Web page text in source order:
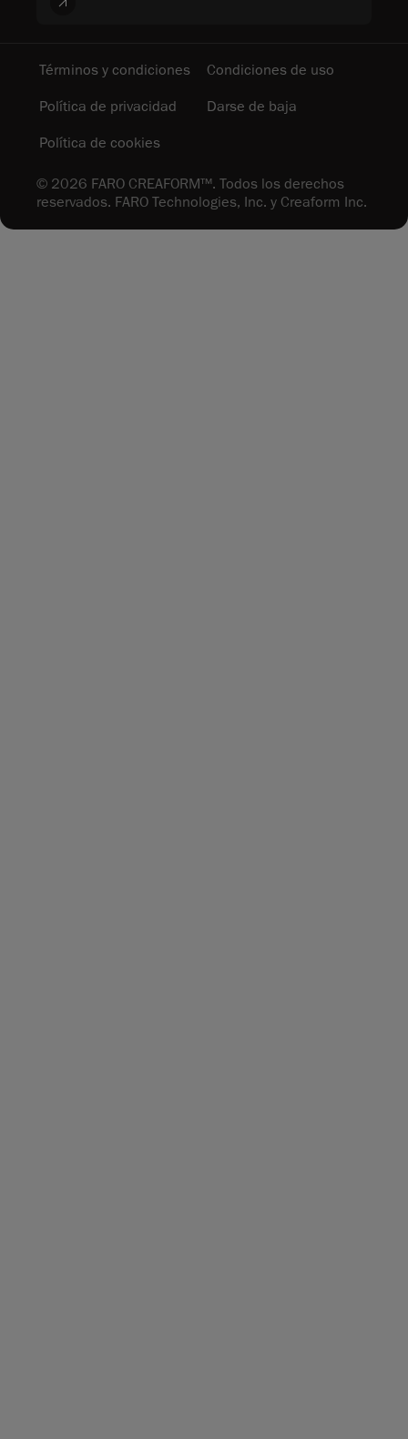
© 2026 FARO CREAFORM™. Todos los derechos
reservados. FARO Technologies, Inc. y Creaform Inc.
Términos y condiciones
Condiciones de uso
Política de privacidad
Darse de baja
Política de cookies